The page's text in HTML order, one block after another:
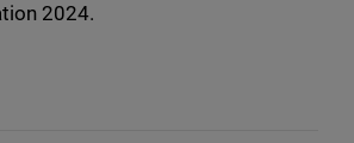
2024.